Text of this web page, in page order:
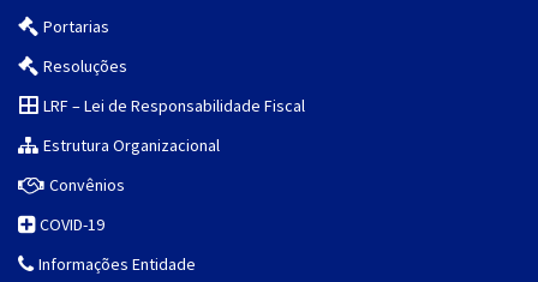
Portarias
Resoluções
LRF – Lei de Responsabilidade Fiscal
Estrutura Organizacional
Convênios
COVID-19
Informações Entidade